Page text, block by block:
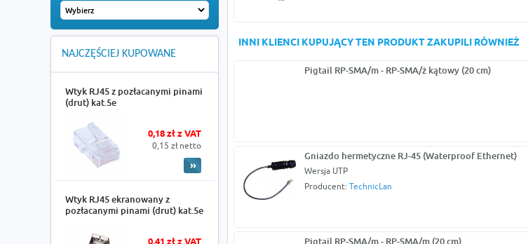
NAJCZĘŚCIEJ KUPOWANE
Wtyk RJ45 z pozłacanymi pinami
(drut) kat.5e
0,18 zł z VAT
0,15 zł netto
Wtyk RJ45 ekranowany z
pozłacanymi pinami (drut) kat.5e
INNI KLIENCI KUPUJĄCY TEN PRODUKT ZAKUPILI RÓWNIEŻ
Pigtail RP-SMA/m - RP-SMA/ż kątowy (20 cm)
Gniazdo hermetyczne RJ-45 (Waterproof Ethernet)
Wersja UTP
Producent: TechnicLan
Pigtail RP-SMA/m - RP-SMA/m (20 cm)